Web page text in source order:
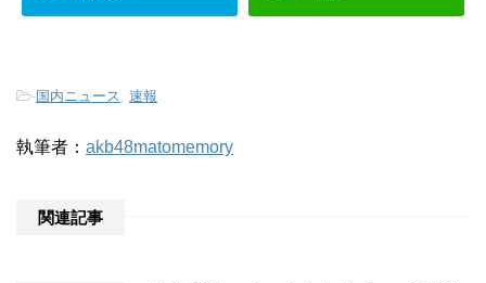
-国内ニュース 速報
執筆者： akb48matomemory
関連記事